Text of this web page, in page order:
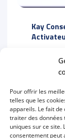
Pour offrir les
telles que les
appareils. Le fait
traiter des données
uniques sur ce site.
consentement peut
Kay
Kay
France
l’État
titre,